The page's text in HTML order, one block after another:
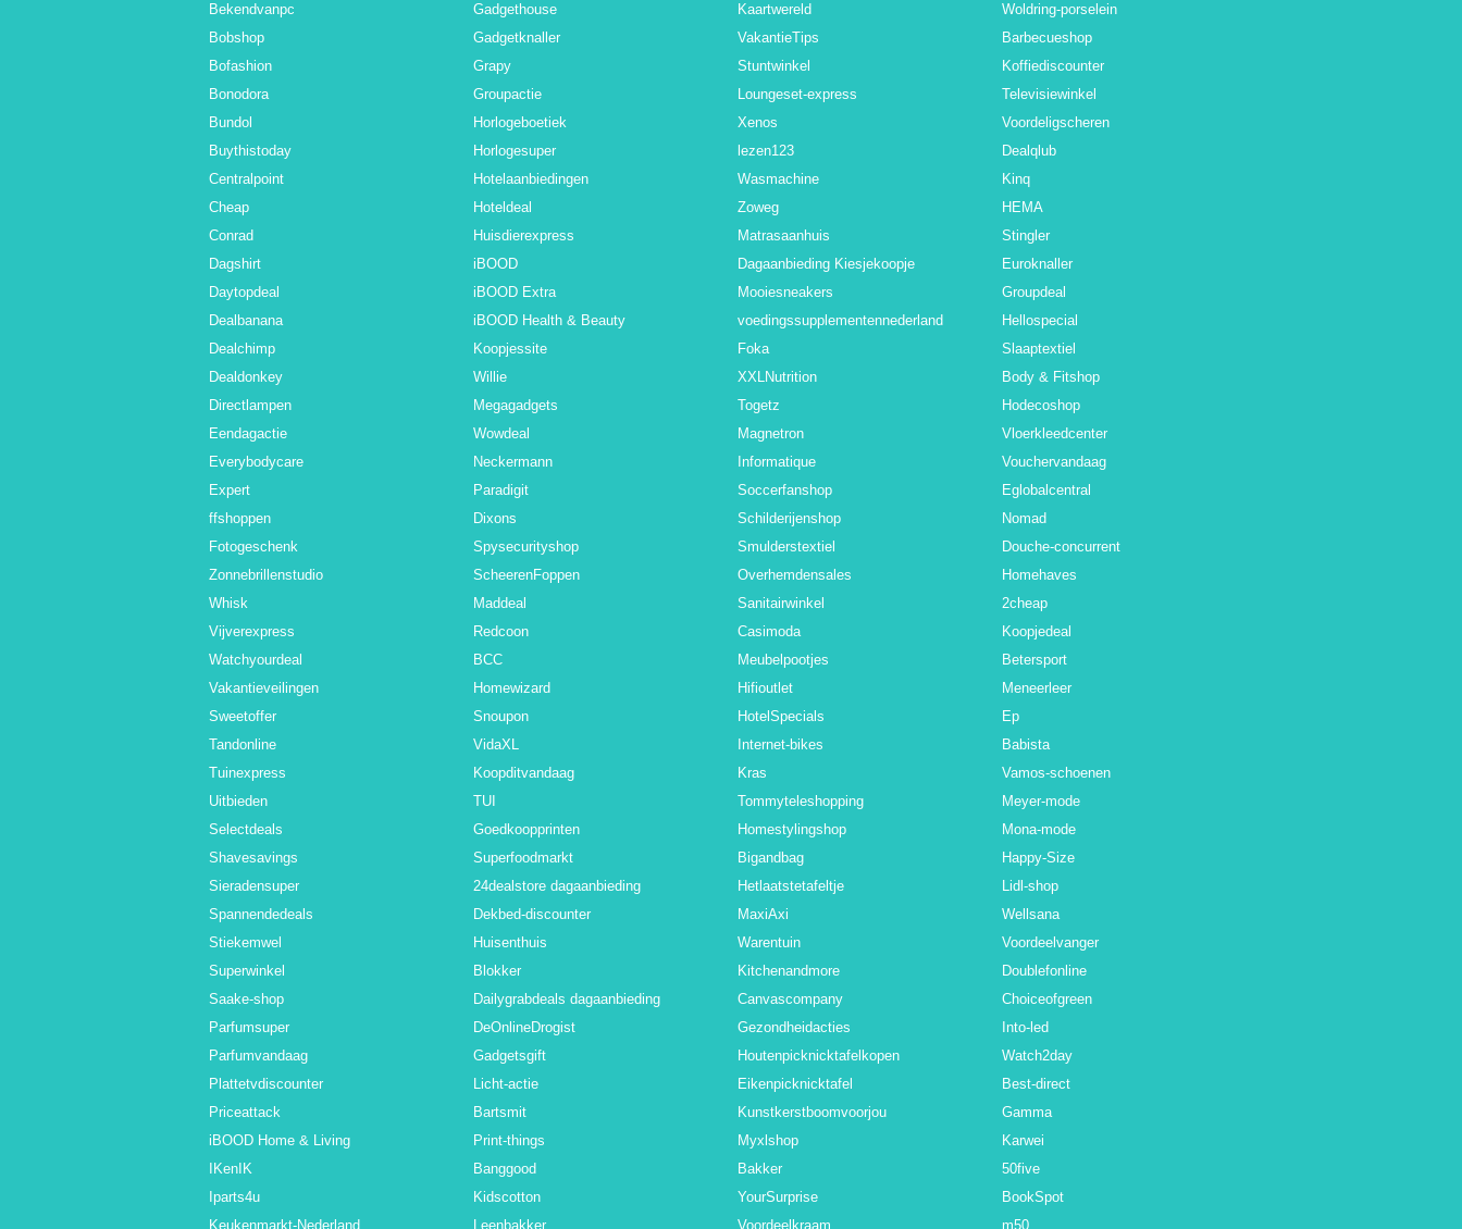
Bekendvanpc
Bobshop
Bofashion
Bonodora
Bundol
Buythistoday
Centralpoint
Cheap
Conrad
Dagshirt
Daytopdeal
Dealbanana
Dealchimp
Dealdonkey
Directlampen
Eendagactie
Everybodycare
Expert
ffshoppen
Fotogeschenk
Zonnebrillenstudio
Whisk
Vijverexpress
Watchyourdeal
Vakantieveilingen
Sweetoffer
Tandonline
Tuinexpress
Uitbieden
Selectdeals
Shavesavings
Sieradensuper
Spannendedeals
Stiekemwel
Superwinkel
Saake-shop
Parfumsuper
Parfumvandaag
Plattetvdiscounter
Priceattack
iBOOD Home & Living
IKenIK
Iparts4u
Keukenmarkt-Nederland
Gadgethouse
Gadgetknaller
Grapy
Groupactie
Horlogeboetiek
Horlogesuper
Hotelaanbiedingen
Hoteldeal
Huisdierexpress
iBOOD
iBOOD Extra
iBOOD Health & Beauty
Koopjessite
Willie
Megagadgets
Wowdeal
Neckermann
Paradigit
Dixons
Spysecurityshop
ScheerenFoppen
Maddeal
Redcoon
BCC
Homewizard
Snoupon
VidaXL
Koopditvandaag
TUI
Goedkoopprinten
Superfoodmarkt
24dealstore dagaanbieding
Dekbed-discounter
Huisenthuis
Blokker
Dailygrabdeals dagaanbieding
DeOnlineDrogist
Gadgetsgift
Licht-actie
Bartsmit
Print-things
Banggood
Kidscotton
Leenbakker
Kaartwereld
VakantieTips
Stuntwinkel
Loungeset-express
Xenos
lezen123
Wasmachine
Zoweg
Matrasaanhuis
Dagaanbieding Kiesjekoopje
Mooiesneakers
voedingssupplementennederland
Foka
XXLNutrition
Togetz
Magnetron
Informatique
Soccerfanshop
Schilderijenshop
Smulderstextiel
Overhemdensales
Sanitairwinkel
Casimoda
Meubelpootjes
Hifioutlet
HotelSpecials
Internet-bikes
Kras
Tommyteleshopping
Homestylingshop
Bigandbag
Hetlaatstetafeltje
MaxiAxi
Warentuin
Kitchenandmore
Canvascompany
Gezondheidacties
Houtenpicknicktafelkopen
Eikenpicknicktafel
Kunstkerstboomvoorjou
Myxlshop
Bakker
YourSurprise
Voordeelkraam
Woldring-porselein
Barbecueshop
Koffiediscounter
Televisiewinkel
Voordeligscheren
Dealqlub
Kinq
HEMA
Stingler
Euroknaller
Groupdeal
Hellospecial
Slaaptextiel
Body & Fitshop
Hodecoshop
Vloerkleedcenter
Vouchervandaag
Eglobalcentral
Nomad
Douche-concurrent
Homehaves
2cheap
Koopjedeal
Betersport
Meneerleer
Ep
Babista
Vamos-schoenen
Meyer-mode
Mona-mode
Happy-Size
Lidl-shop
Wellsana
Voordeelvanger
Doublefonline
Choiceofgreen
Into-led
Watch2day
Best-direct
Gamma
Karwei
50five
BookSpot
m50